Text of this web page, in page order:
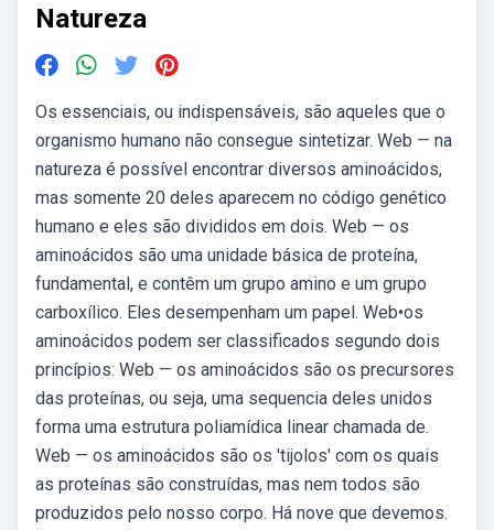
Natureza
Os essenciais, ou indispensáveis, são aqueles que o
organismo humano não consegue sintetizar. Web — na
natureza é possível encontrar diversos aminoácidos,
mas somente 20 deles aparecem no código genético
humano e eles são divididos em dois. Web — os
aminoácidos são uma unidade básica de proteína,
fundamental, e contêm um grupo amino e um grupo
carboxílico. Eles desempenham um papel. Web•os
aminoácidos podem ser classificados segundo dois
princípios: Web — os aminoácidos são os precursores
das proteínas, ou seja, uma sequencia deles unidos
forma uma estrutura poliamídica linear chamada de.
Web — os aminoácidos são os 'tijolos' com os quais
as proteínas são construídas, mas nem todos são
produzidos pelo nosso corpo. Há nove que devemos.